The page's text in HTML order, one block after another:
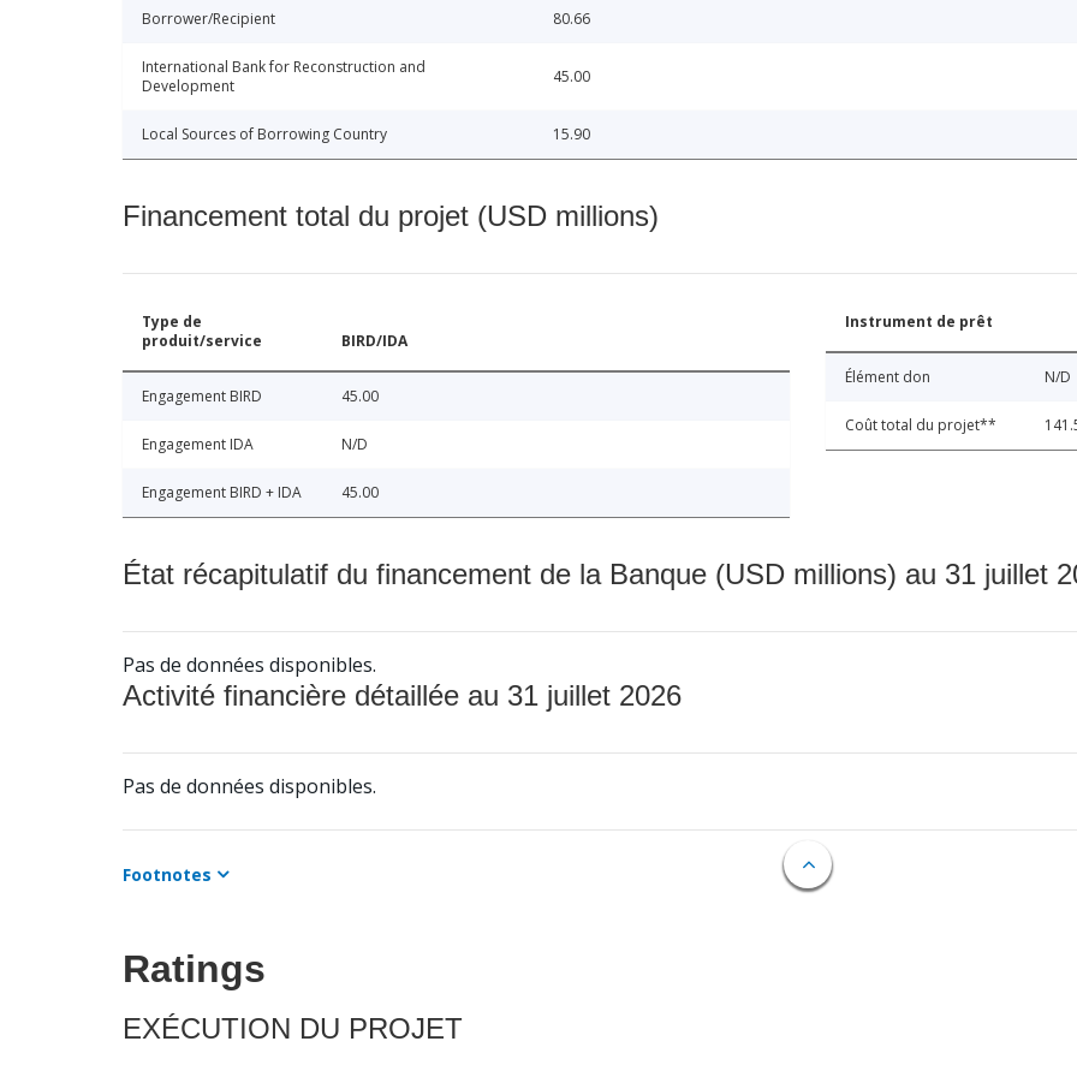
Borrower/Recipient 80.66
International Bank for Reconstruction and
Development
45.00
Local Sources of Borrowing Country 15.90
Financement total du projet (USD millions)
Type de
produit/service
BIRD/IDA
Engagement BIRD 45.00
Engagement IDA N/D
Engagement BIRD + IDA 45.00
Instrument de prêt
Élément don N/D
Coût total du projet**
État récapitulatif du financement de la Banque (USD millions) au 31 juillet
Pas de données disponibles.
Activité financière détaillée au 31 juillet 2026
Pas de données disponibles.
Footnotes
Ratings
EXÉCUTION DU PROJET